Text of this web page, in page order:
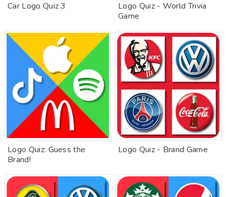
Car Logo Quiz 3
Logo Quiz - World Trivia
Game
Logo Quiz: Guess the
Brand!
Logo Quiz - Brand Game